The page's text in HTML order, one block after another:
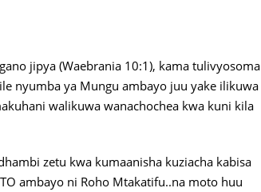
jipya (Waebrania 10:1), kama tulivyosoma
nyumba ya Mungu ambayo juu yake ilikuwa
walikuwa wanachochea kwa kuni kila
zetu kwa kumaanisha kuziacha kabisa
ambayo ni Roho Mtakatifu..na moto huu